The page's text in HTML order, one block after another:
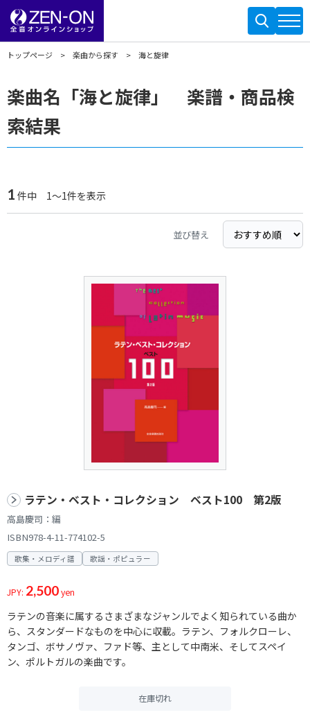
トップページ 楽曲から探す 海と旋律
楽曲名「海と旋律」 楽譜・商品検
索結果
1 件中 1～1件を表示
並び替え
ラテン・ベスト・コレクション ベスト100 第2版
高島慶司：編
ISBN978-4-11-774102-5
歌集・メロディ譜 歌謡・ポピュラー
JPY: 2,500yen
ラテンの音楽に属するさまざまなジャンルでよく知られている曲か
ら、スタンダードなものを中心に収載。ラテン、フォルクローレ、
タンゴ、ボサノヴァ、ファド等、主として中南米、そしてスペイ
ン、ポルトガルの楽曲です。
在庫切れ